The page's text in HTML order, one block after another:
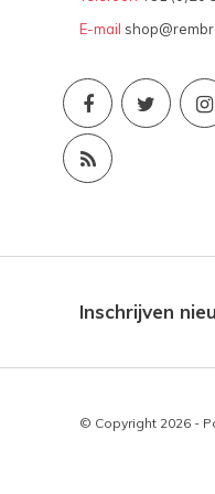
E-mail
Inschrijven
© Copyright 2026 -